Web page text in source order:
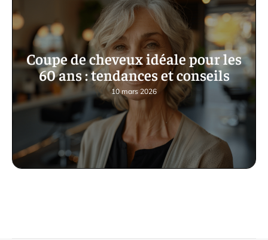
Coupe de cheveux idéale pour les
60 ans : tendances et conseils
10 mars 2026